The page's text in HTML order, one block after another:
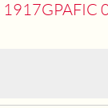
1917GPAFIC